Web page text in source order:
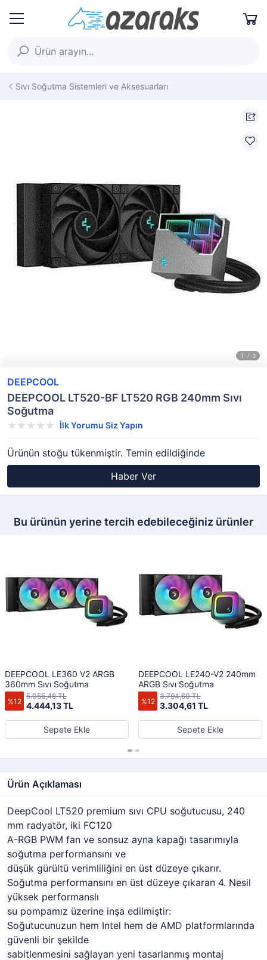
Sıvı Soğutma Sistemleri ve Aksesuarları
DEEPCOOL
DEEPCOOL LT520-BF LT520 RGB 240mm Sıvı
Soğutma
İlk Yorumu Siz Yapın
Ürünün stoğu tükenmiştir. Temin edildiğinde
Haber Ver
Bu ürünün yerine tercih edebileceğiniz ürünler
DEEPCOOL LE360 V2 ARGB
360mm Sıvı Soğutma
%12 4.444,13 TL
5.055,48 TL
Sepete Ekle
DEEPCOOL LE240-V2 240mm
ARGB Sıvı Soğutma
%12 3.304,61 TL
3.794,60 TL
Sepete Ekle
Ürün Açıklaması
DeepCool LT520 premium sıvı CPU soğutucusu, 240
mm radyatör, iki FC120
A-RGB PWM fan ve sonsuz ayna kapağı tasarımıyla
soğutma performansını ve
düşük gürültü verimliliğini en üst düzeye çıkarır.
Soğutma performansını en üst düzeye çıkaran 4. Nesil
yüksek performanslı
su pompamız üzerine inşa edilmiştir:
Soğutucunuzun hem Intel hem de AMD platformlarında
güvenli bir şekilde
sabitlenmesini sağlayan yeni tasarlanmış montaj